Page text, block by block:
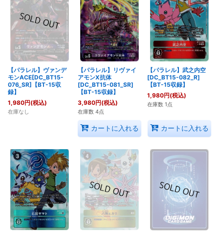
【パラレル】ヴァンデ
モンACE[DC_BT15-
076_SR]【BT-15収
録】
1,980円(税込)
在庫なし
【パラレル】リヴァイ
アモンX抗体
[DC_BT15-081_SR]
【BT-15収録】
3,980円(税込)
在庫数 4点
カートに入れる
【パラレル】武之内空
[DC_BT15-082_R]
【BT-15収録】
1,980円(税込)
在庫数 1点
カートに入れる